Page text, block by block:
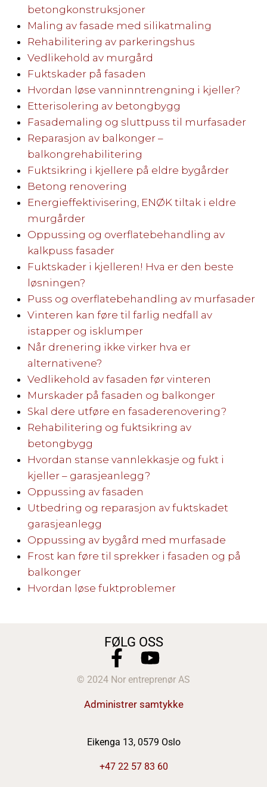
betongkonstruksjoner
Maling av fasade med silikatmaling
Rehabilitering av parkeringshus
Vedlikehold av murgård
Fuktskader på fasaden
Hvordan løse vanninntrengning i kjeller?
Etterisolering av betongbygg
Fasademaling og sluttpuss til murfasader
Reparasjon av balkonger –
balkongrehabilitering
Fuktsikring i kjellere på eldre bygårder
Betong renovering
Energieffektivisering, ENØK tiltak i eldre
murgårder
Oppussing og overflatebehandling av
kalkpuss fasader
Fuktskader i kjelleren! Hva er den beste
løsningen?
Puss og overflatebehandling av murfasader
Vinteren kan føre til farlig nedfall av
istapper og isklumper
Når drenering ikke virker hva er
alternativene?
Vedlikehold av fasaden før vinteren
Murskader på fasaden og balkonger
Skal dere utføre en fasaderenovering?
Rehabilitering og fuktsikring av
betongbygg
Hvordan stanse vannlekkasje og fukt i
kjeller – garasjeanlegg?
Oppussing av fasaden
Utbedring og reparasjon av fuktskadet
garasjeanlegg
Oppussing av bygård med murfasade
Frost kan føre til sprekker i fasaden og på
balkonger
Hvordan løse fuktproblemer
FØLG OSS
© 2024 Nor entreprenør AS
Administrer samtykke
Eikenga 13, 0579 Oslo
+47 22 57 83 60